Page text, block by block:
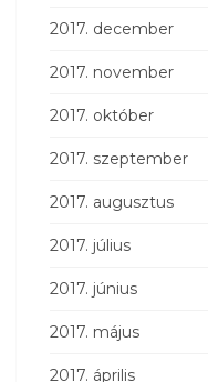
2017. december
2017. november
2017. október
2017. szeptember
2017. augusztus
2017. július
2017. június
2017. május
2017. április